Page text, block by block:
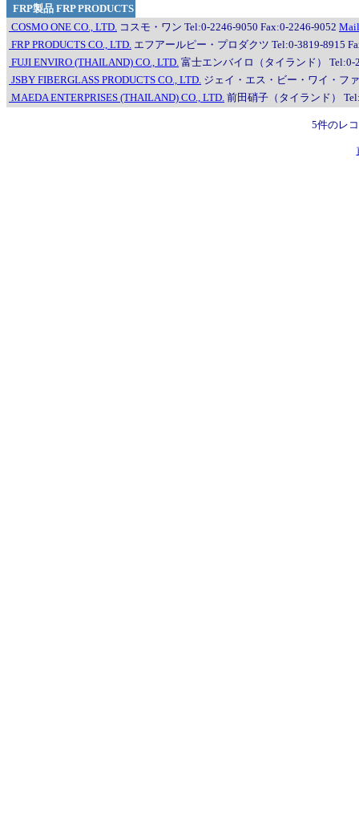
FRP製品 FRP PRODUCTS
COSMO ONE CO., LTD. コスモ・ワン Tel:0-2246-9050 Fax:0-2246-9052 Mail
FRP PRODUCTS CO., LTD. エフアールピー・プロダクツ Tel:0-3819-8915
FUJI ENVIRO (THAILAND) CO., LTD. 富士エンバイロ（タイランド） Tel:0-
JSBY FIBERGLASS PRODUCTS CO., LTD. ジェイ・エス・ビー・ワイ・フ
MAEDA ENTERPRISES (THAILAND) CO., LTD. 前田硝子（タイランド）
5件のレ